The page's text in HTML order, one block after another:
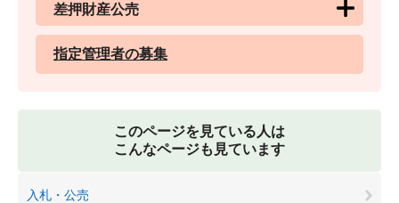
差押財産公売
指定管理者の募集
このページを見ている人は
こんなページも見ています
入札・公売